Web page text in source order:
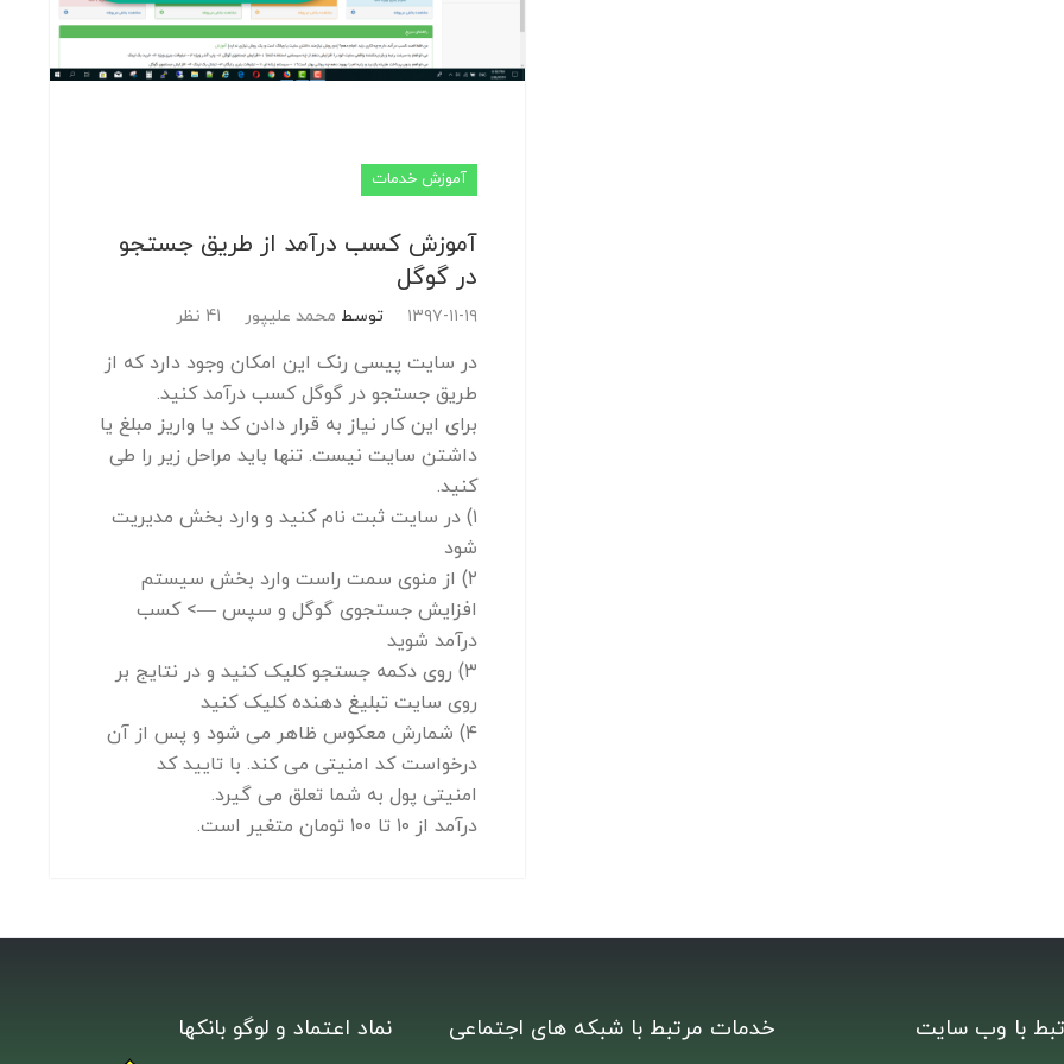
آموزش خدمات
آموزش کسب درآمد از طریق جستجو
در گوگل
۱۳۹۷-۱۱-۱۹ توسط محمد علیپور 41 نظر
در سایت پیسی رنک این امکان وجود دارد که از
طریق جستجو در گوگل کسب درآمد کنید.
برای این کار نیاز به قرار دادن کد یا واریز مبلغ یا
داشتن سایت نیست. تنها باید مراحل زیر را طی
کنید.
۱) در سایت ثبت نام کنید و وارد بخش مدیریت
شود
۲) از منوی سمت راست وارد بخش سیستم
افزایش جستجوی گوگل و سپس —> کسب
درآمد شوید
۳) روی دکمه جستجو کلیک کنید و در نتایج بر
روی سایت تبلیغ دهنده کلیک کنید
۴) شمارش معکوس ظاهر می شود و پس از آن
درخواست کد امنیتی می کند. با تایید کد
امنیتی پول به شما تعلق می گیرد.
درآمد از ۱۰ تا ۱۰۰ تومان متغیر است.
با وب سایت خدمات مرتبط با شبکه های اجتماعی نماد اعتماد و لوگو بانکها